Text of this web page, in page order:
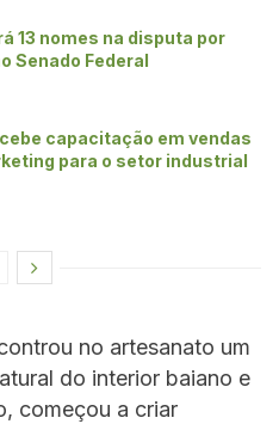
13 nomes na disputa por
Senado Federal
capacitação em vendas
para o setor industrial
no artesanato um
do interior baiano e
começou a criar